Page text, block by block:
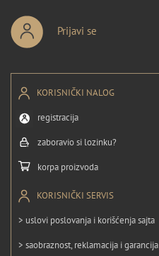
Prijavi se
KORISNIČKI NALOG
registracija
zaboravio si lozinku?
korpa proizvoda
KORISNIČKI SERVIS
> uslovi poslovanja i korišćenja sajta
> saobraznost, reklamacija i garancija